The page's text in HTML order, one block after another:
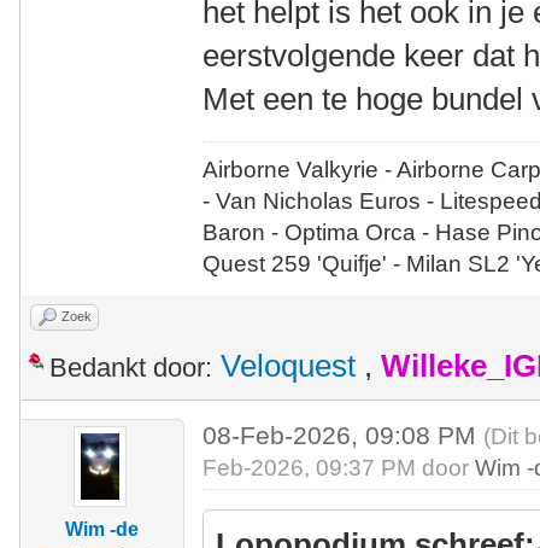
het helpt is het ook in je
eerstvolgende keer dat
Met een te hoge bundel
Airborne Valkyrie - Airborne
- Van Nicholas Euros -
Baron - Optima Orca - Hase
Quest 259 'Quifje' - Milan SL2
Zoek
Bedankt door: Veloquest ,
Wim -de
08-Feb-2026, 09:08 PM (Dit
Feb-2026, 09:37 PM doorWim